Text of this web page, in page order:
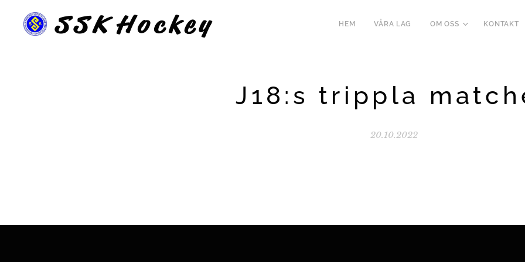
SSKHockey HEM VÅRA LAG OM OSS KONTAKT
J18:s trippla
20.10.2022